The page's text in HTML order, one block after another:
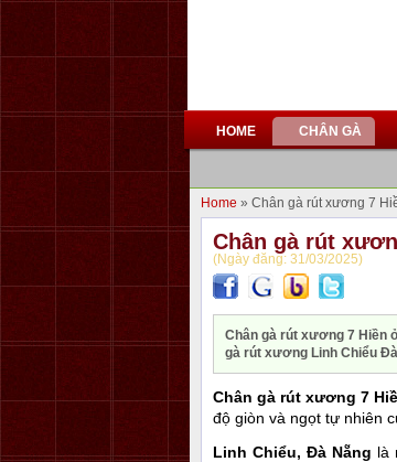
HOME CHÂN GÀ
Home » Chân gà rút xương 7
Chân gà rút
(Ngày đăng: 31/03/2025)
Chân gà rút xương 7 Hiền
gà rút xương Linh Chiểu
Chân gà rút xương 7
độ giòn và ngọt tự nhiên
Linh Chiểu, Đà Nẵng là